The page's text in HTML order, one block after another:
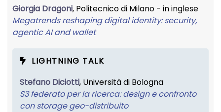
Giorgia Dragoni, Politecnico di Milano - in inglese
Megatrends reshaping digital identity: security,
agentic AI and wallet
LIGHTNING TALK
Stefano Diciotti, Università di Bologna
S3 federato per la ricerca: design e confronto
con storage geo-distribuito